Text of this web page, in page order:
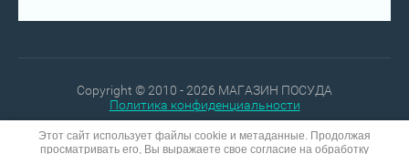
Copyright © 2010 - 2026 МАГАЗИН ПОСУДА
Политика конфиденциальности
Этот сайт использует файлы cookie и метаданные. Продолжая
просматривать его, Вы выражаете свое согласие на обработку